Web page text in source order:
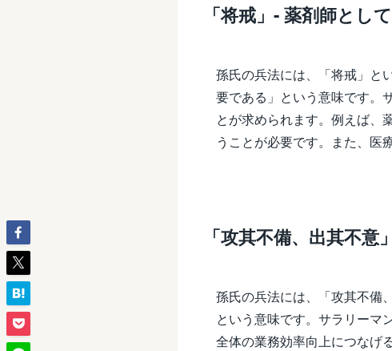
「将戒」- 薬剤師とし
孫氏の兵法には、「将戒」と
要である」という意味です。
とが求められます。例えば、
うことが必要です。また、医
「攻其不備、出其不
孫氏の兵法には、「攻其不備
という意味です。サラリーマ
全体の業務効率向上につなげ